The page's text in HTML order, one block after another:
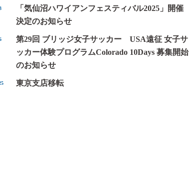
「気仙沼ハワイアンフェスティバル2025」開催
決定のお知らせ
第29回 ブリッジ女子サッカー USA遠征 女子サ
ッカー体験プログラムColorado 10Days 募集開始
のお知らせ
東京支店移転